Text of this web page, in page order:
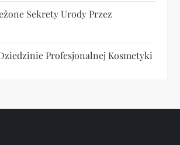
Sekrety Urody Przez
Profesjonalnej Kosmetyki